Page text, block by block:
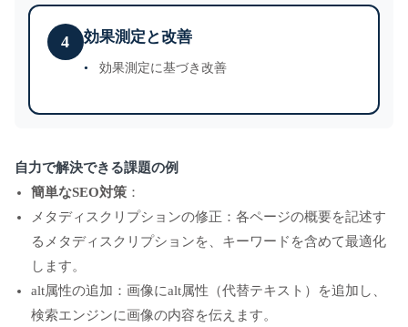
4 効果測定と改善
効果測定に基づき改善
自力で解決できる課題の例
簡単なSEO対策 ：
メタディスクリプションの修正：各ページの概要を記述す
るメタディスクリプションを、キーワードを含めて最適化
します。
alt属性の追加：画像にalt属性（代替テキスト）を追加し、
検索エンジンに画像の内容を伝えます。